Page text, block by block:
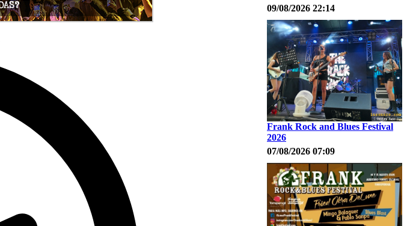
09/08/2026 22:14
Frank Rock and Blues Festival
2026
07/08/2026 07:09